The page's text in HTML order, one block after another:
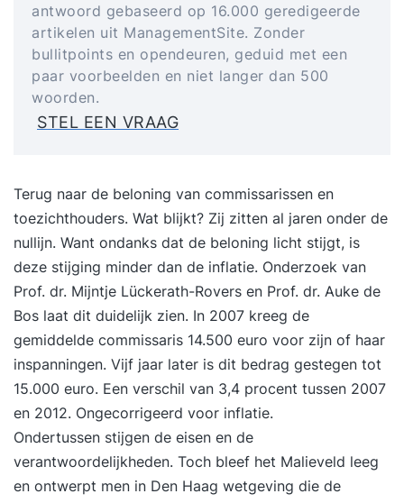
antwoord gebaseerd op 16.000 geredigeerde
artikelen uit ManagementSite. Zonder
bullitpoints en opendeuren, geduid met een
paar voorbeelden en niet langer dan 500
woorden.
STEL EEN VRAAG
Terug naar de beloning van commissarissen en
toezichthouders. Wat blijkt? Zij zitten al jaren onder de
nullijn. Want ondanks dat de beloning licht stijgt, is
deze stijging minder dan de inflatie. Onderzoek van
Prof. dr. Mijntje Lückerath-Rovers en Prof. dr. Auke de
Bos laat dit duidelijk zien. In 2007 kreeg de
gemiddelde commissaris 14.500 euro voor zijn of haar
inspanningen. Vijf jaar later is dit bedrag gestegen tot
15.000 euro. Een verschil van 3,4 procent tussen 2007
en 2012. Ongecorrigeerd voor inflatie.
Ondertussen stijgen de eisen en de
verantwoordelijkheden. Toch bleef het Malieveld leeg
en ontwerpt men in Den Haag wetgeving die de